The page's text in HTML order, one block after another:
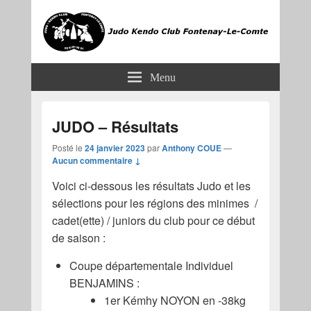
JKCF Menu
JUDO – Résultats
Posté le 24 janvier 2023parAnthony COUE—
Aucun commentaire ↓
Voici ci-dessous les résultats Judo et les
sélections pour les régions des minimes /
cadet(ette) / juniors du club pour ce début
de saison :
Coupe départementale Individuel
BENJAMINS :
1er Kémhy NOYON en -38kg